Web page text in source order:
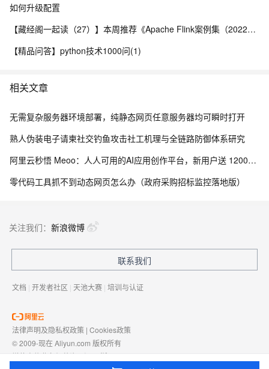
如何升级配置
【藏经阁一起读（27）】本周推荐《Apache Flink案例集（2022版）》，你有哪些心得？
【精品问答】python技术1000问(1)
相关文章
无需复杂服务器环境部署，纯静态网页任意服务器均可瞬时打开
熟人伪装电子请柬社交钓鱼攻击社工机理与全链路防御体系研究
阿里云秒悟 Meoo：人人可用的AI应用创作平台，新用户送 12000积分，订阅套餐首月9.9元起
零代码工具抓不到动态网页怎么办（政府采购招标监控落地版）
关注我们： 新浪微博
联系我们
文档 | 开发者社区 | 天池大赛 | 培训与认证
法律声明及隐私权政策 | Cookies政策
© 2009-现在 Aliyun.com 版权所有
增值电信业务经营许可证： 浙B2-20080101